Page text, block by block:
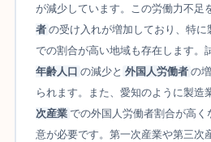
が減少しています。この労働力不足
者 の受け入れが増加しており、特に
での割合が高い地域も存在します。
年齢人口 の減少と 外国人労働者 の
られます。また、愛知のように製造
次産業 での外国人労働者割合が高
意が必要です。第一次産業や第三次